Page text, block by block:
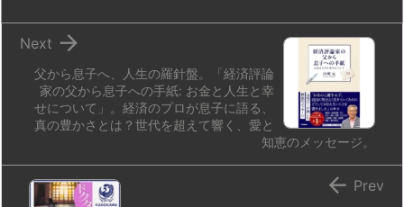
父から息子へ、人生の羅針盤。「経済評論
家の父から息子への手紙: お金と人生と幸
せについて」。経済のプロが息子に語る、
真の豊かさとは？世代を超えて響く、愛と
知恵のメッセージ。

Next
 Prev